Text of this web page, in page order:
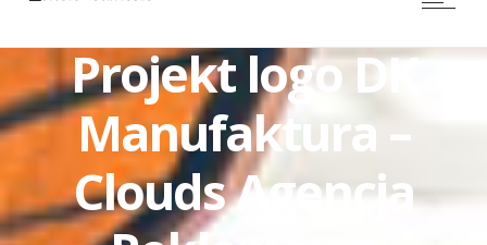
Projekt logo DK
Manufaktura –
Clouds Agencja